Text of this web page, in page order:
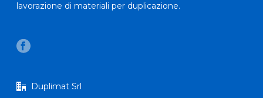
lavorazione di materiali per duplicazione.
Duplimat Srl